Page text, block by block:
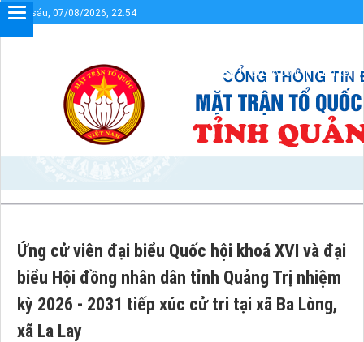
Thứ sáu, 07/08/2026, 22:54
Quảng Trị
Sơ đồ cổng Liên kết
Ứng cử viên đại biểu Quốc hội khoá XVI và đại
biểu Hội đồng nhân dân tỉnh Quảng Trị nhiệm
kỳ 2026 - 2031 tiếp xúc cử tri tại xã Ba Lòng,
xã La Lay